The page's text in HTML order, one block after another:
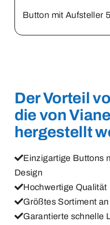
Button mit Aufsteller
Der Vorteil
die von
hergestellt
Einzigartige Buttons
Design
Hochwertige Qualität
Größtes Sortiment
Garantierte schnelle